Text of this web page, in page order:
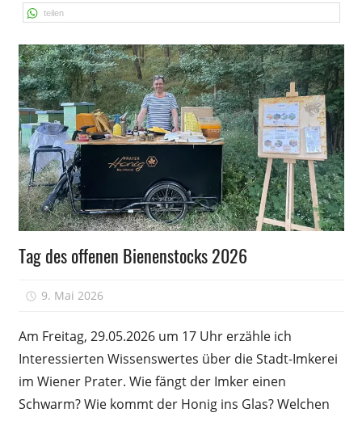
teilen
Weiterbildung
Wissen
Tag des offenen Bienenstocks 2026
9. Mai 2026
Am Freitag, 29.05.2026 um 17 Uhr erzähle ich
Interessierten Wissenswertes über die Stadt-Imkerei
im Wiener Prater. Wie fängt der Imker einen
Schwarm? Wie kommt der Honig ins Glas? Welchen